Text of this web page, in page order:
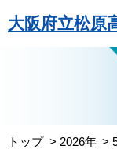
大阪府立松原
トップ 2026年